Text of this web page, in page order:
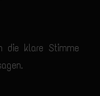
die klare Stimme